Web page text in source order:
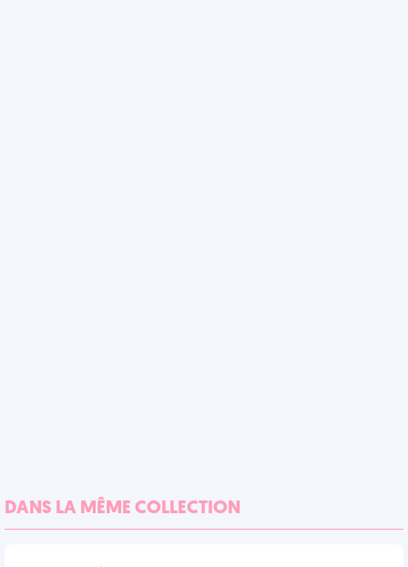
DANS LA MÊME COLLECTION